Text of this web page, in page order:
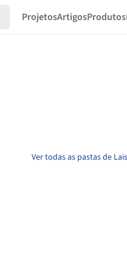
ProjetosArtigosProdutos
Ver todas as pastas de